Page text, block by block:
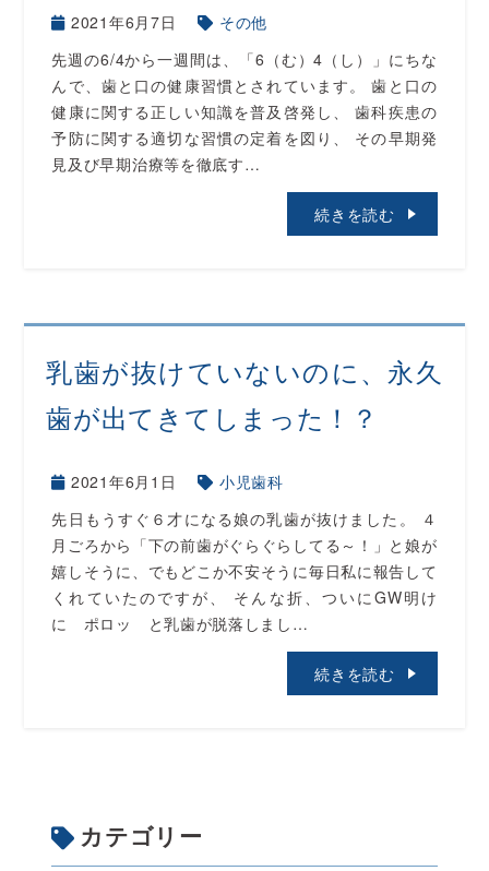
2021年6月7日
その他
先週の6/4から一週間は、「6（む）4（し）」にちな
んで、歯と口の健康習慣とされています。 歯と口の
健康に関する正しい知識を普及啓発し、 歯科疾患の
予防に関する適切な習慣の定着を図り、 その早期発
見及び早期治療等を徹底す…
続きを読む
乳歯が抜けていないのに、永久
歯が出てきてしまった！？
2021年6月1日
小児歯科
先日もうすぐ６才になる娘の乳歯が抜けました。 ４
月ごろから「下の前歯がぐらぐらしてる～！」と娘が
嬉しそうに、でもどこか不安そうに毎日私に報告して
くれていたのですが、 そんな折、ついにGW明け
に ポロッ と乳歯が脱落しまし…
続きを読む
カテゴリー